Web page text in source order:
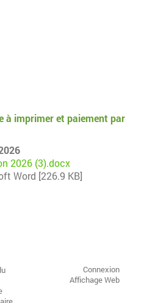
à imprimer et paiement par
2026 (3).docx
Word [226.9 KB]
Connexion
Affichage Web